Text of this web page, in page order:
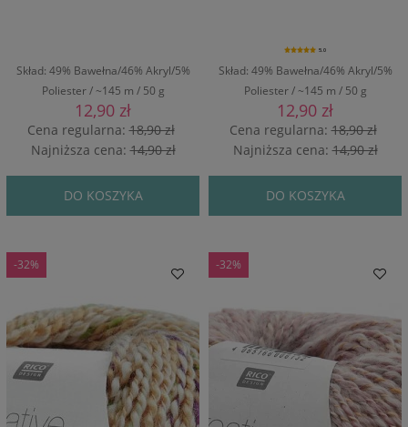
Skład: 49% Bawełna/46% Akryl/5%
Poliester / ~145 m / 50 g
12,90 zł
Cena regularna:18,90 zł
Najniższa cena:14,90 zł
DO KOSZYKA
Skład: 49% Bawełna/46% Akryl/5%
Poliester / ~145 m / 50 g
5.0
12,90 zł
Cena regularna:18,90 zł
Najniższa cena:14,90 zł
DO KOSZYKA
-32% -32%